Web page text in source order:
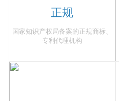
正规
国家知识产权局备案的正规商标、
专利代理机构